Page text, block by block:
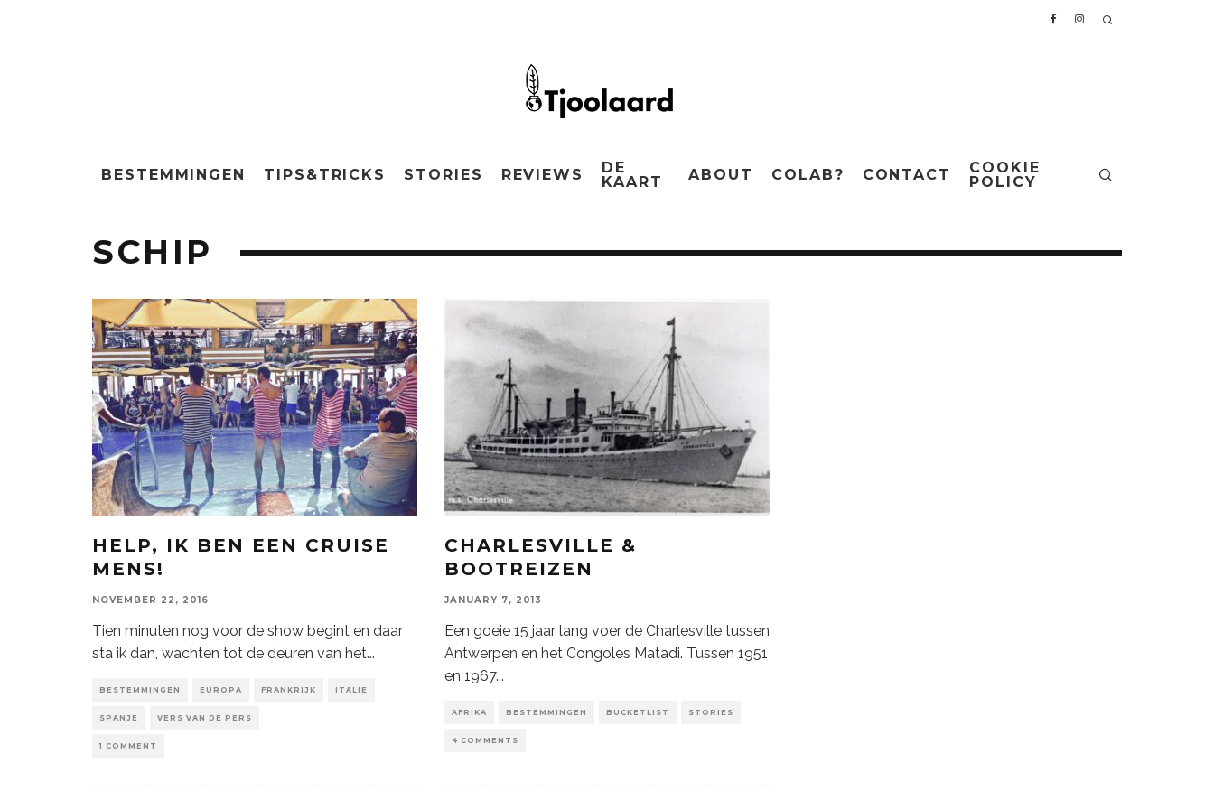
BESTEMMINGEN TIPS&TRICKS STORIES REVIEWS
DE
KAART
ABOUT COLAB? CONTACT
COOKIE
POLICY
SCHIP
HELP, IK BEN EEN CRUISE
MENS!
NOVEMBER 22, 2016
Tien minuten nog voor de show begint en daar
sta ik dan, wachten tot de deuren van het...
BESTEMMINGEN EUROPA FRANKRIJK ITALIE
SPANJE VERS VAN DE PERS
1 COMMENT
CHARLESVILLE &
BOOTREIZEN
JANUARY 7, 2013
Een goeie 15 jaar lang voer de Charlesville tussen
Antwerpen en het Congoles Matadi. Tussen 1951
en 1967...
AFRIKA BESTEMMINGEN BUCKETLIST STORIES
4 COMMENTS